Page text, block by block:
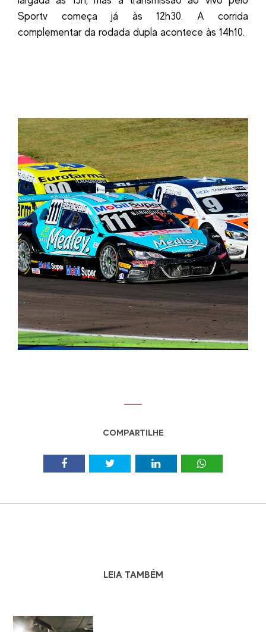
Sportv começa já às 12h30. A corrida
complementar da rodada dupla acontece às 14h10.
COMPARTILHE
LEIA TAMBÉM